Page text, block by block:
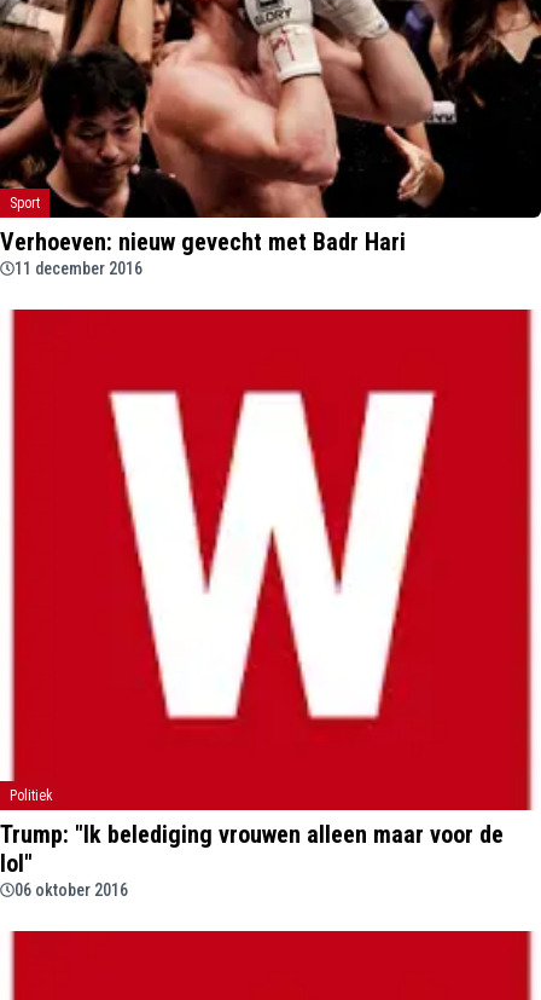
Sport
Verhoeven: nieuw gevecht met Badr Hari
11 december 2016
Politiek
Trump: "Ik belediging vrouwen alleen maar voor de
lol"
06 oktober 2016